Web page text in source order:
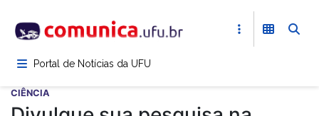
para
conteúdoPortal de Notícias da UFU
CIÊNCIA